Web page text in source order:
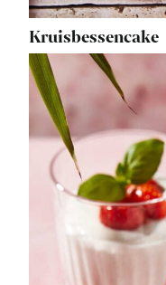
Kruisbessencake